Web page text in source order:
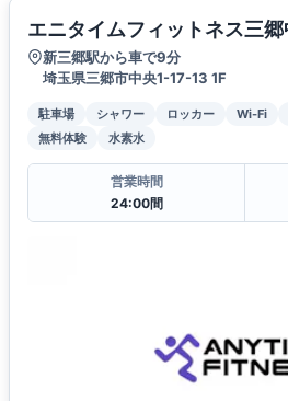
エニタイムフィットネス三
新三郷駅から車で9分
埼玉県三郷市中央1-17-13 1F
駐車場 シャワー ロッカー Wi-Fi
無料体験
水素水
営業時間
24:00間